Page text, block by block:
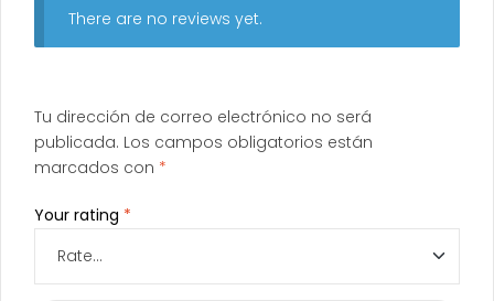
There are no reviews yet.
Tu dirección de correo electrónico no será
publicada. Los campos obligatorios están
marcados con *
Your rating *